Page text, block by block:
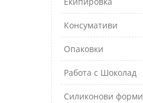
Консумативи
Опаковки
Работа с Шоколад
Силиконови форми